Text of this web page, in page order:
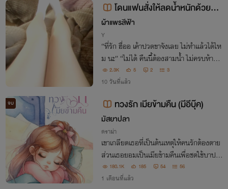
โดนแฟนสั่งให้ลดน้ำหนักด้วยกา
รขย่ม PWP (Cuntboy)
ผ้าแพรสีฟ้า
Y
“ที่รัก ฮื่ออ เค้าปวดขาจังเลย ไม่ทำแล้วได้ไห
ม นะ” “ไม่ได้ คืนนี้ต้องสามน้ำ ไม่ครบห้ามห
ยุด เธอจะดื้อเหรอ หื้ม?” “เค้าจุกท้องอ่าา แง
ใจร้ายที่สุดเลย!”
2.3K 5 2 3
10 วันที่แล้ว
จบ ทวงรัก เมียข้ามคืน (มีอีบุ๊ค)
มัสยาปลา
ดราม่า
เขาเกลียดเธอที่เป็นต้นเหตุให้คนรักต้องตาย
ส่วนเธอยอมเป็นเมียข้ามคืนเพื่อชดใช้บาปก
รรมที่ไม่ได้ตั้งใจ จนถักทอสายใยอีกหนึ่งชีวิต
ขึ้นมา
180.1K 185 54 56
1 เดือนที่แล้ว